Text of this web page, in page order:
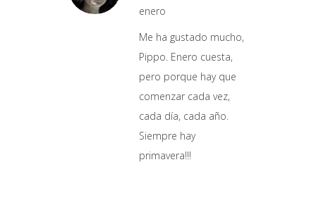
enero
Me ha gustado mucho,
Pippo. Enero cuesta,
pero porque hay que
comenzar cada vez,
cada día, cada año.
Siempre hay
primavera!!!